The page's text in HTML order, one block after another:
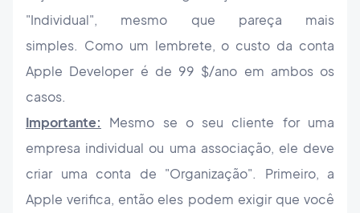
"Individual", mesmo que pareça mais
simples. Como um lembrete, o custo da conta
Apple Developer é de 99 $/ano em ambos os
casos.
Importante: Mesmo se o seu cliente for uma
empresa individual ou uma associação, ele deve
criar uma conta de "Organização". Primeiro, a
Apple verifica, então eles podem exigir que você